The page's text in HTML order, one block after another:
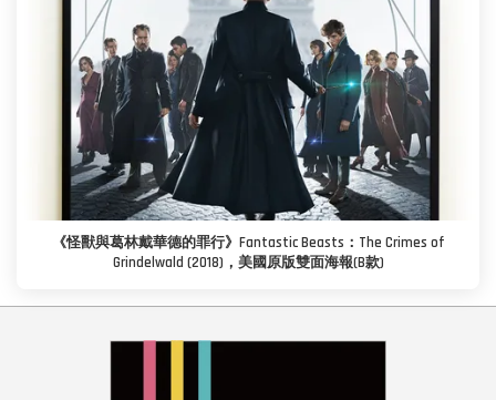
《怪獸與葛林戴華德的罪行》Fantastic Beasts：The Crimes of
Grindelwald (2018)，美國原版雙面海報(B款)